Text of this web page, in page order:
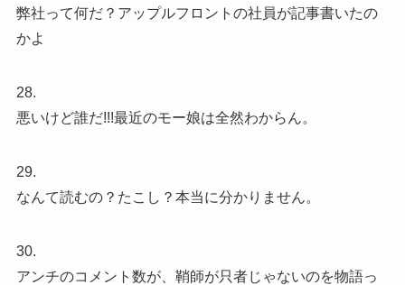
弊社って何だ？アップルフロントの社員が記事書いたの
かよ
28.
悪いけど誰だ!!!最近のモー娘は全然わからん。
29.
なんて読むの？たこし？本当に分かりません。
30.
アンチのコメント数が、鞘師が只者じゃないのを物語っ